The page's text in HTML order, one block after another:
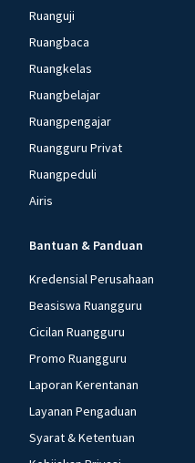
Ruanguji
Ruangbaca
Ruangkelas
Ruangbelajar
Ruangpengajar
Ruangguru Privat
Ruangpeduli
Airis
Bantuan & Panduan
Kredensial Perusahaan
Beasiswa Ruangguru
Cicilan Ruangguru
Promo Ruangguru
Laporan Kerentanan
Layanan Pengaduan
Syarat & Ketentuan